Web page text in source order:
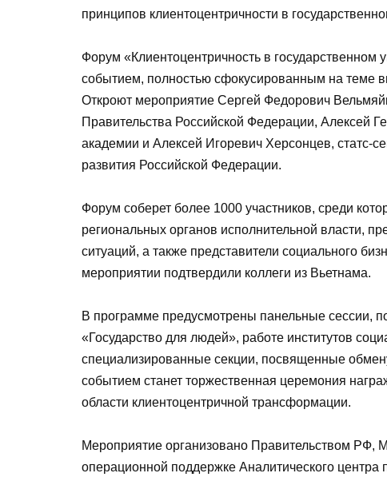
принципов клиентоцентричности в
Форум «Клиентоцентричность в
событием, полностью сфокусированным на теме
Откроют мероприятие Сергей Федорович
Правительства Российской Федерации, Алексей
академии и Алексей Игоревич Херсонцев, статс-
развития Российской Федерации.
Форум соберет более 1000 участников, среди
региональных органов исполнительной власти,
ситуаций, а также представители социального
мероприятии подтвердили коллеги из Вьетнама.
В программе предусмотрены панельные сессии,
«Государство для людей», работе институтов
специализированные секции, посвященные
событием станет торжественная церемония
области клиентоцентричной трансформации.
Мероприятие организовано Правительством РФ,
операционной поддержке Аналитического